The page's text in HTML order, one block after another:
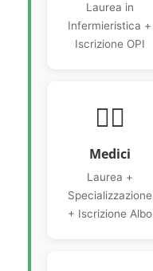
Laurea in
Infermieristica +
Iscrizione OPI
👨‍⚕️
Medici
Laurea +
Specializzazione
+ Iscrizione Albo